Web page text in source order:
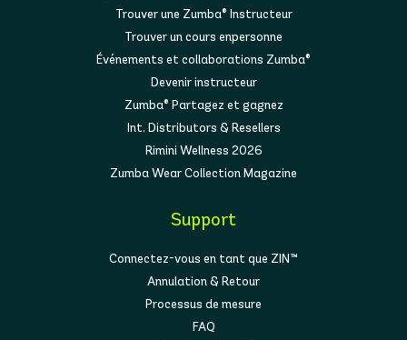
Trouver une Zumba® Instructeur
Trouver un cours enpersonne
Événements et collaborations Zumba®
Devenir instructeur
Zumba® Partagez et gagnez
Int. Distributors & Resellers
Rimini Wellness 2026
Zumba Wear Collection Magazine
Support
Connectez-vous en tant que ZIN™
Annulation & Retour
Processus de mesure
FAQ